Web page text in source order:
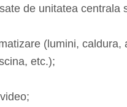
de unitatea centrala
(lumini, caldura,
etc.);